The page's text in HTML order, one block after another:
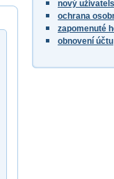
nový
ochrana
zapomenuté
obnovení účtu